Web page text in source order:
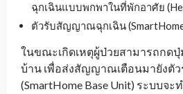
ฉุกเฉินแบบพกพาในที่พักอาศัย
ตัวรับสัญญาณฉุกเฉิน
ในขณะเกิดเหตุผู้ป่วยสามารถกด
บ้าน เพื่อส่งสัญญาณเตือนมายัง
(SmartHome Base Unit) ระบบจ